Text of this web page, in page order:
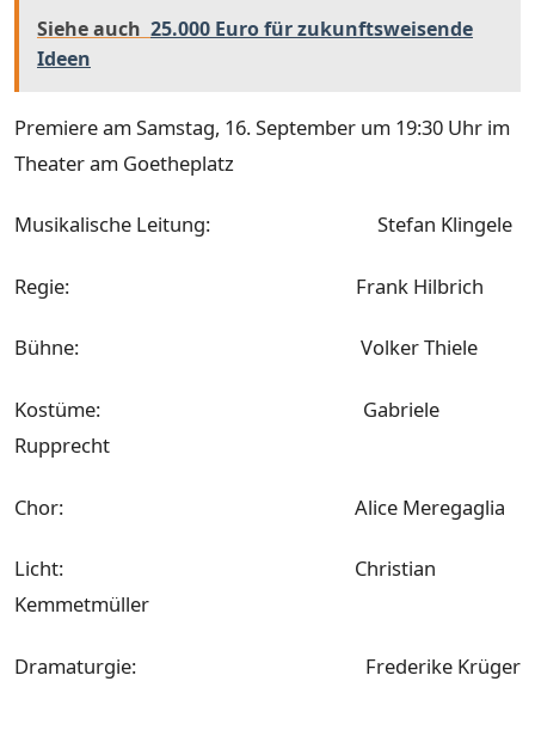
Siehe auch 25.000 Euro für zukunftsweisende
Ideen
Premiere am Samstag, 16. September um 19:30 Uhr im
Theater am Goetheplatz
Musikalische Leitung: Stefan Klingele
Regie: Frank Hilbrich
Bühne: Volker Thiele
Kostüme: Gabriele
Rupprecht
Chor: Alice Meregaglia
Licht: Christian
Kemmetmüller
Dramaturgie: Frederike Krüger